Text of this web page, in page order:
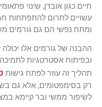
חיים כגון אובדן, שינוי
עשויים לתרום להתפתחות
ומתח נפשי הם גם גורמים
ההבנה של גורמים אלו יכולה
ובפיתוח אסטרטגיות
תהליך זה עוזר לפתח גישות
רק בסימפטומים, אלא גם
לשיפור ממשי ובר קיימא